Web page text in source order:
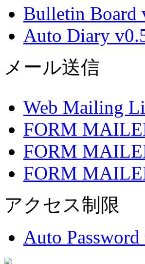
Bulletin Board
Auto Diary
メール送信
Web Mailing
FORM
FORM
FORM
アクセス制限
Auto